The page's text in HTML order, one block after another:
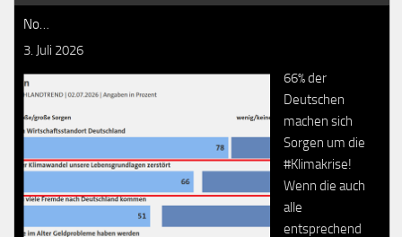
No…
3. Juli 2026
66% der
Deutschen
machen sich
Sorgen um die
#Klimakrise!
Wenn die auch
alle
entsprechend